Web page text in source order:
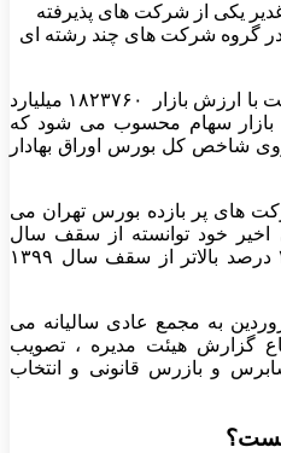
غدیر یکی از شرکت های پذیرفته
گروه شرکت های چند رشته ای
به گزارش اقتصادآنلاین،این شرکت با ارزش بازار ۱۸۲۳۷۶۰ میلیارد
سهام محسوب می شود که
شاخص کل بورس اوراق بهادار
های پر بازده بورس تهران می
اخیر خود توانسته از سقف سال
۱۳۹۹ عبور کند و هم اکنون ۲۲ درصد بالاتر از سقف سال ۱۳۹۹
این شرکت در تاریخ ۳۱ فروردین به مجمع عادی سالیانه می
گزارش هیئت مدیره ، تصویب
و بازرس قانونی و انتخاب